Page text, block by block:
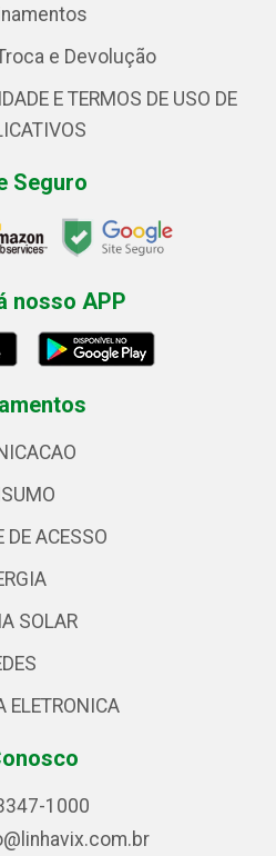
e Devolução
E TERMOS DE USO DE
Seguro
nosso APP
DE ACESSO
SOLAR
ELETRONICA
1000